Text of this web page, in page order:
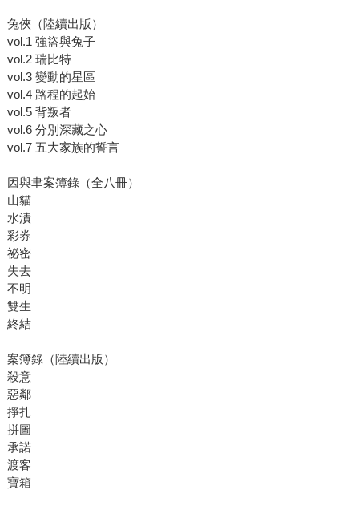
兔俠（陸續出版）
vol.1 強盜與兔子
vol.2 瑞比特
vol.3 變動的星區
vol.4 路程的起始
vol.5 背叛者
vol.6 分別深藏之心
vol.7 五大家族的誓言
因與聿案簿錄（全八冊）
山貓
水漬
彩券
祕密
失去
不明
雙生
終結
案簿錄（陸續出版）
殺意
惡鄰
掙扎
拼圖
承諾
渡客
寶箱